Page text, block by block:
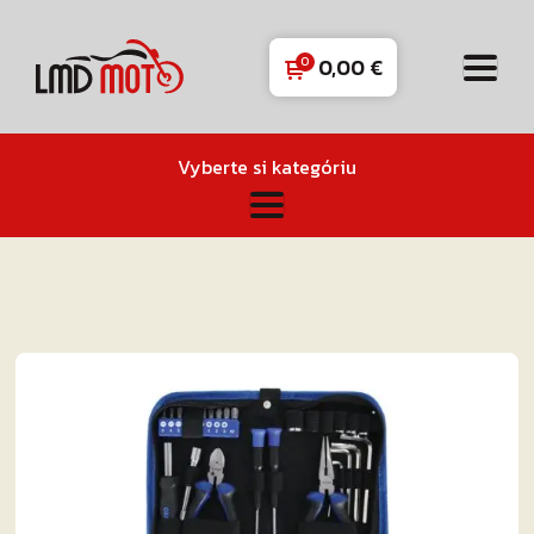
0,00€
Vyberte si kategóriu